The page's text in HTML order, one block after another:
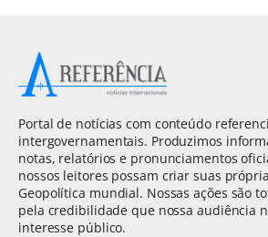
Portal de notícias com conteúdo
intergovernamentais. Produzimos
notas, relatórios e pronunciamentos
nossos leitores possam criar suas
Geopolítica mundial. Nossas ações são
pela credibilidade que nossa audiência
interesse público.